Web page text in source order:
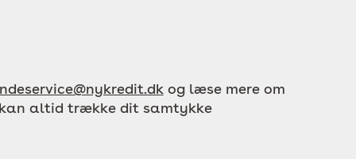
og læse mere om
altid trække dit samtykke